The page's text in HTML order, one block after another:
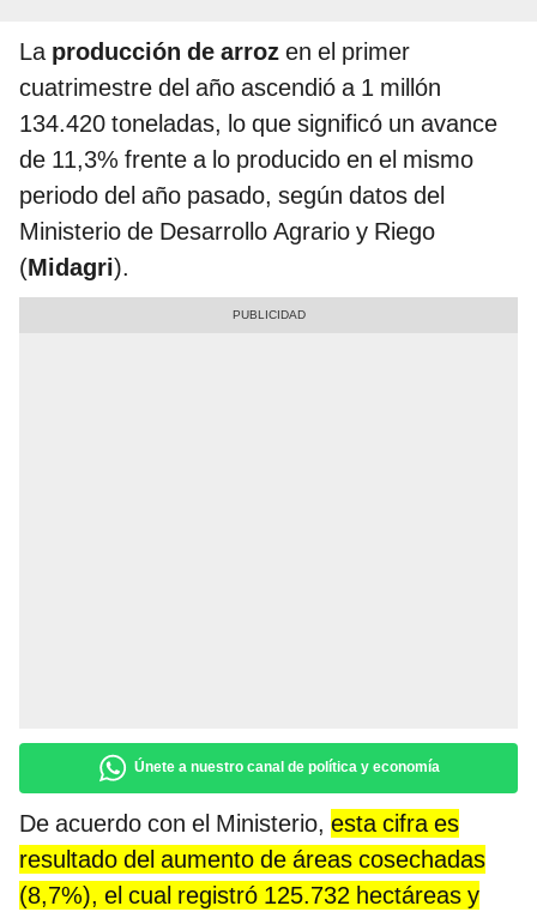
La producción de arroz en el primer
cuatrimestre del año ascendió a 1 millón
134.420 toneladas, lo que significó un avance
de 11,3% frente a lo producido en el mismo
periodo del año pasado, según datos del
Ministerio de Desarrollo Agrario y Riego
(Midagri).
Únete a nuestro canal de política y economía
De acuerdo con el Ministerio, esta cifra es
resultado del aumento de áreas cosechadas
(8,7%), el cual registró 125.732 hectáreas y